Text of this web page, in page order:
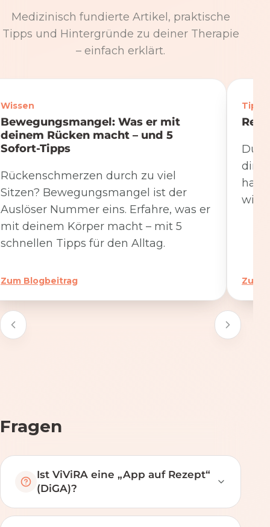
Medizinisch fundierte Artikel, praktische
Tipps und Hintergründe zu deiner Therapie
– einfach erklärt.
Wissen
Bewegungsmangel: Was er mit
deinem Rücken macht – und 5
Sofort-Tipps
Rückenschmerzen durch zu viel
Sitzen? Bewegungsmangel ist der
Auslöser Nummer eins. Erfahre, was er
mit deinem Körper macht – mit 5
schnellen Tipps für den Alltag.
Zum Blogbeitrag
Tipps
Du
hat.
Zum
Fragen
Ist ViViRA eine „App auf Rezept“
(DiGA)?